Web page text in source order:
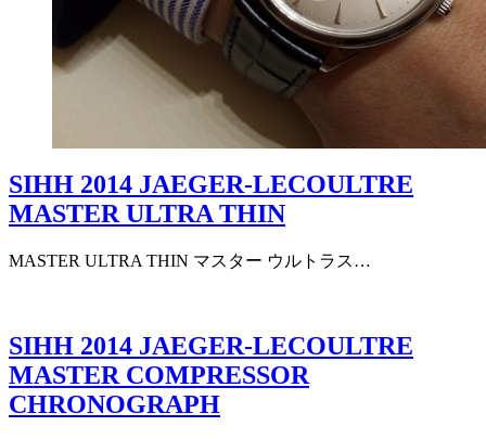
SIHH 2014 JAEGER-LECOULTRE
MASTER ULTRA THIN
MASTER ULTRA THIN マスター ウルトラス…
SIHH 2014 JAEGER-LECOULTRE
MASTER COMPRESSOR
CHRONOGRAPH